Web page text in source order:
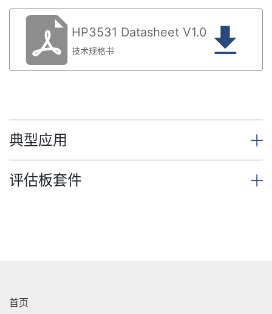
HP3531 Datasheet V1.0
技术规格书
典型应用
评估板套件
首页